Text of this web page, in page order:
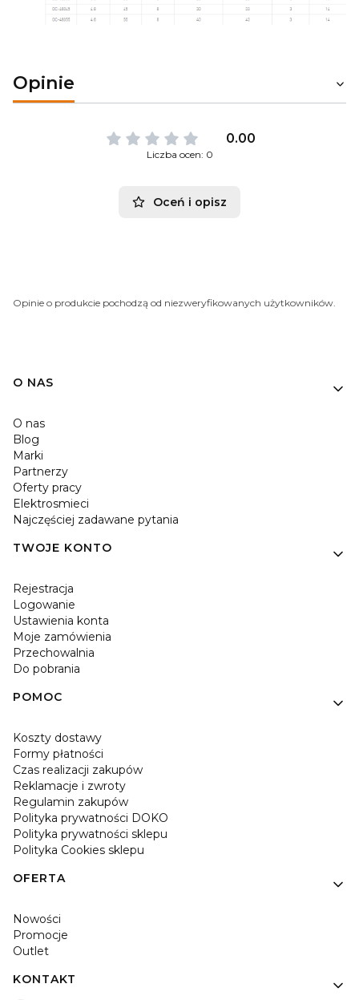
Opinie
0.00
Liczba ocen: 0
Oceń i opisz
Opinie o produkcie pochodzą od niezweryfikowanych użytkowników.
O NAS
O nas
Blog
Marki
Partnerzy
Oferty pracy
Elektrosmieci
Najczęściej zadawane pytania
TWOJE KONTO
Rejestracja
Logowanie
Ustawienia konta
Moje zamówienia
Przechowalnia
Do pobrania
POMOC
Koszty dostawy
Formy płatności
Czas realizacji zakupów
Reklamacje i zwroty
Regulamin zakupów
Polityka prywatności DOKO
Polityka prywatności sklepu
Polityka Cookies sklepu
OFERTA
Nowości
Promocje
Outlet
KONTAKT